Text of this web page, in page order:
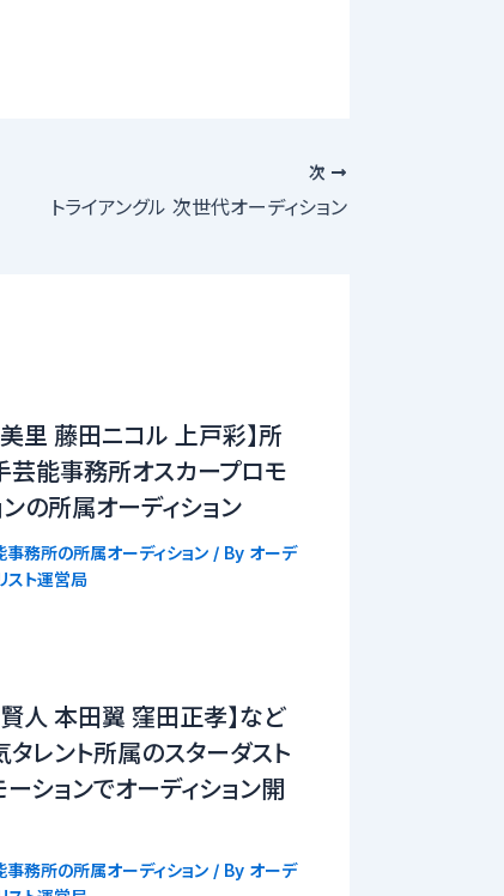
次
トライアングル 次世代オーディション
美里 藤田ニコル 上戸彩】所
芸能事務所オスカープロモ
ンの所属オーディション
務所の所属オーディション/ By オーデ
スト運営局
賢人 本田翼 窪田正孝】など
タレント所属のスターダスト
ションでオーディション開
務所の所属オーディション/ By オーデ